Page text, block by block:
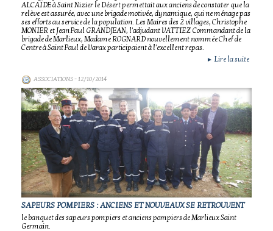
ALCAÏDE à Saint Nizier le Désert permettait aux anciens de constater que la
relève est assurée, avec une brigade motivée, dynamique, qui ne ménage pas
ses efforts au service de la population. Les Maires des 2 villages, Christophe
MONIER et Jean Paul GRANDJEAN, l'adjudant VATTIEZ Commandant de la
brigade de Marlieux, Madame ROGNARD nouvellement nommée Chef de
Centre à Saint Paul de Varax participaient à l'excellent repas.
► Lire la suite
ASSOCIATIONS- 12/10/2014
SAPEURS POMPIERS : ANCIENS ET NOUVEAUX SE RETROUVENT
le banquet des sapeurs pompiers et anciens pompiers de Marlieux Saint
Germain.